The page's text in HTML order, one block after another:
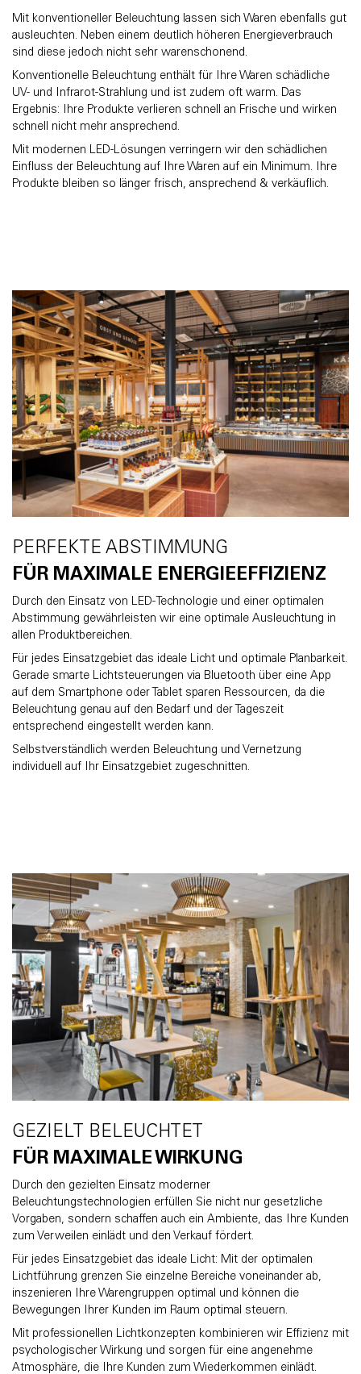
Mit konventioneller Beleuchtung lassen sich Waren ebenfalls gut
ausleuchten. Neben einem deutlich höheren Energieverbrauch
sind diese jedoch nicht sehr warenschonend.
Konventionelle Beleuchtung enthält für Ihre Waren schädliche
UV- und Infrarot-Strahlung und ist zudem oft warm. Das
Ergebnis: Ihre Produkte verlieren schnell an Frische und wirken
schnell nicht mehr ansprechend.
Mit modernen LED-Lösungen verringern wir den schädlichen
Einfluss der Beleuchtung auf Ihre Waren auf ein Minimum. Ihre
Produkte bleiben so länger frisch, ansprechend & verkäuflich.
PERFEKTE ABSTIMMUNG
FÜR MAXIMALE ENERGIEEFFIZIENZ
Durch den Einsatz von LED-Technologie und einer optimalen
Abstimmung gewährleisten wir eine optimale Ausleuchtung in
allen Produktbereichen.
Für jedes Einsatzgebiet das ideale Licht und optimale Planbarkeit.
Gerade smarte Lichtsteuerungen via Bluetooth über eine App
auf dem Smartphone oder Tablet sparen Ressourcen, da die
Beleuchtung genau auf den Bedarf und der Tageszeit
entsprechend eingestellt werden kann.
Selbstverständlich werden Beleuchtung und Vernetzung
individuell auf Ihr Einsatzgebiet zugeschnitten.
GEZIELT BELEUCHTET
FÜR MAXIMALE WIRKUNG
Durch den gezielten Einsatz moderner
Beleuchtungstechnologien erfüllen Sie nicht nur gesetzliche
Vorgaben, sondern schaffen auch ein Ambiente, das Ihre Kunden
zum Verweilen einlädt und den Verkauf fördert.
Für jedes Einsatzgebiet das ideale Licht: Mit der optimalen
Lichtführung grenzen Sie einzelne Bereiche voneinander ab,
inszenieren Ihre Warengruppen optimal und können die
Bewegungen Ihrer Kunden im Raum optimal steuern.
Mit professionellen Lichtkonzepten kombinieren wir Effizienz mit
psychologischer Wirkung und sorgen für eine angenehme
Atmosphäre, die Ihre Kunden zum Wiederkommen einlädt.